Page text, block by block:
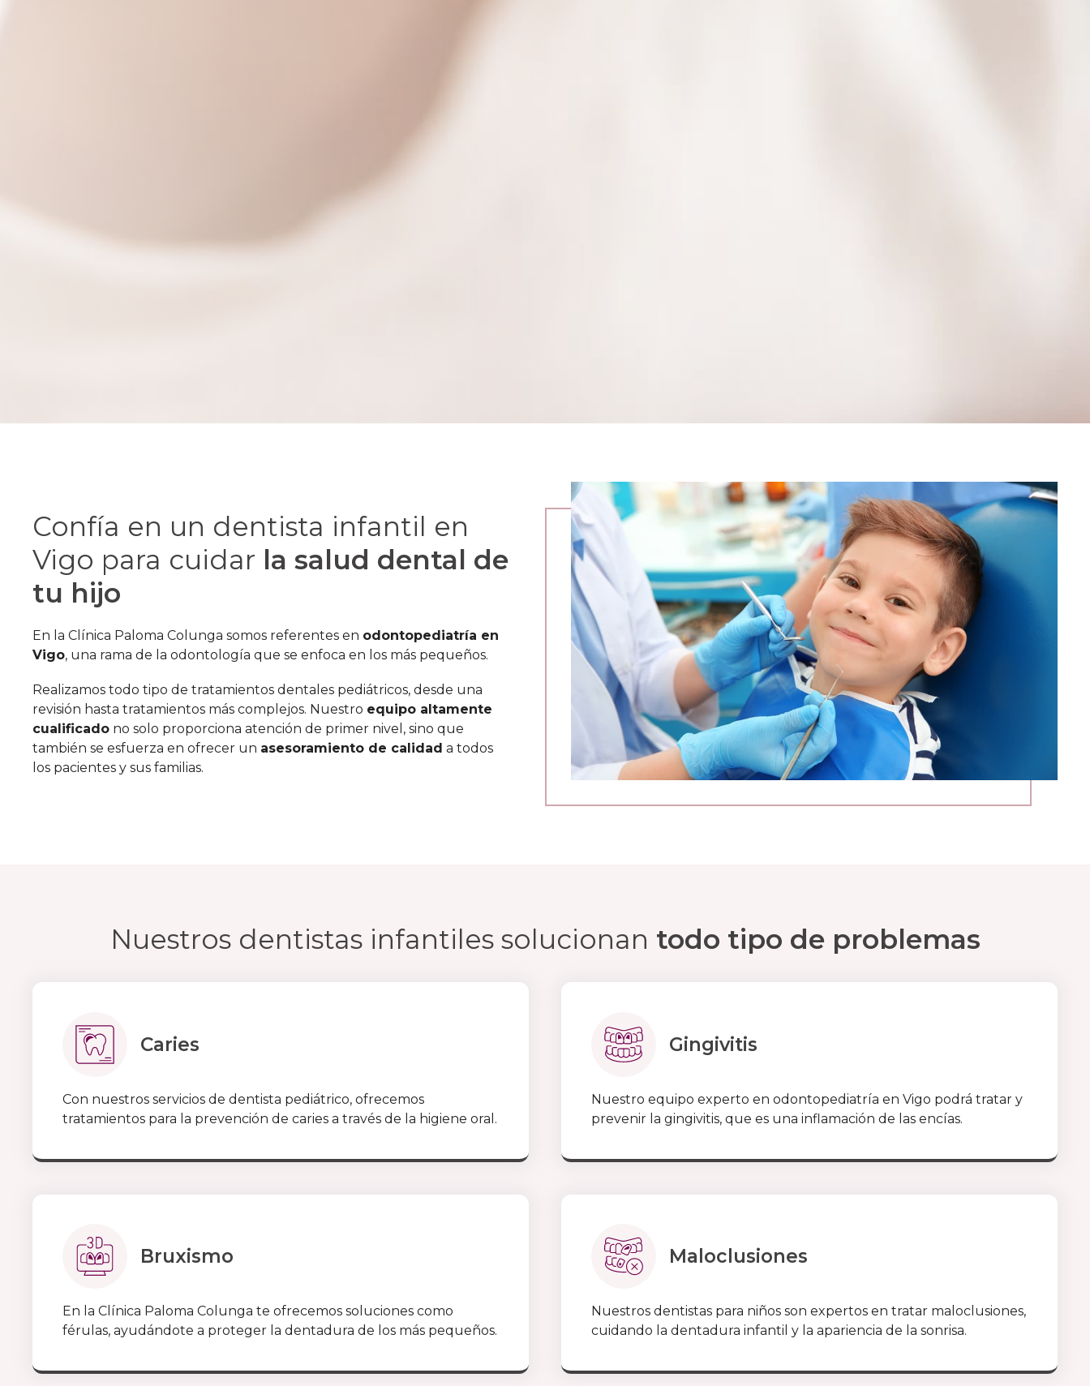
Confía en un dentista infantil en
Vigo para cuidar la salud dental de
tu hijo
En la Clínica Paloma Colunga somos referentes en odontopediatría en
Vigo, una rama de la odontología que se enfoca en los más pequeños.
Realizamos todo tipo de tratamientos dentales pediátricos, desde una
revisión hasta tratamientos más complejos. Nuestro equipo altamente
cualificado no solo proporciona atención de primer nivel, sino que
también se esfuerza en ofrecer un asesoramiento de calidad a todos
los pacientes y sus familias.
Nuestros dentistas infantiles solucionan todo tipo de problemas
Caries
Con nuestros servicios de dentista pediátrico, ofrecemos
tratamientos para la prevención de caries a través de la higiene oral.
Gingivitis
Nuestro equipo experto en odontopediatría en Vigo podrá tratar y
prevenir la gingivitis, que es una inflamación de las encías.
Bruxismo
En la Clínica Paloma Colunga te ofrecemos soluciones como
férulas, ayudándote a proteger la dentadura de los más pequeños.
Maloclusiones
Nuestros dentistas para niños son expertos en tratar maloclusiones,
cuidando la dentadura infantil y la apariencia de la sonrisa.